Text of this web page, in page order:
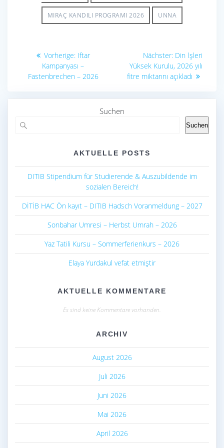
o
k
p
p
MIRAÇ KANDILI PROGRAMI 2026 UNNA
Beitragsnavigation
Vorherige: Vorheriger
Beitrag:
Iftar
Kampanyası –
Fastenbrechen – 2026
Nächster: Nächster
Beitrag:
Din İşleri
Yüksek Kurulu, 2026 yılı
fitre miktarını açıkladı
Suchen
Suchen
AKTUELLE POSTS
DITIB Stipendium für Studierende & Auszubildende im
sozialen Bereich!
DİTİB HAC Ön kayıt – DITIB Hadsch Voranmeldung – 2027
Sonbahar Umresi – Herbst Umrah – 2026
Yaz Tatili Kursu – Sommerferienkurs – 2026
Elaya Yurdakul vefat etmiştir
AKTUELLE KOMMENTARE
Es sind keine Kommentare vorhanden.
ARCHIV
August 2026
Juli 2026
Juni 2026
Mai 2026
April 2026